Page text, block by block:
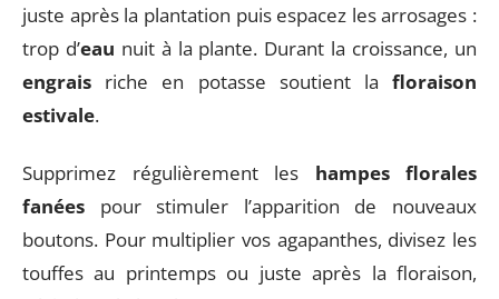
juste après la plantation puis espacez les arrosages :
trop d’eau nuit à la plante. Durant la croissance, un
engrais riche en potasse soutient la floraison
estivale.
Supprimez régulièrement les hampes florales
fanées pour stimuler l’apparition de nouveaux
boutons. Pour multiplier vos agapanthes, divisez les
touffes au printemps ou juste après la floraison,